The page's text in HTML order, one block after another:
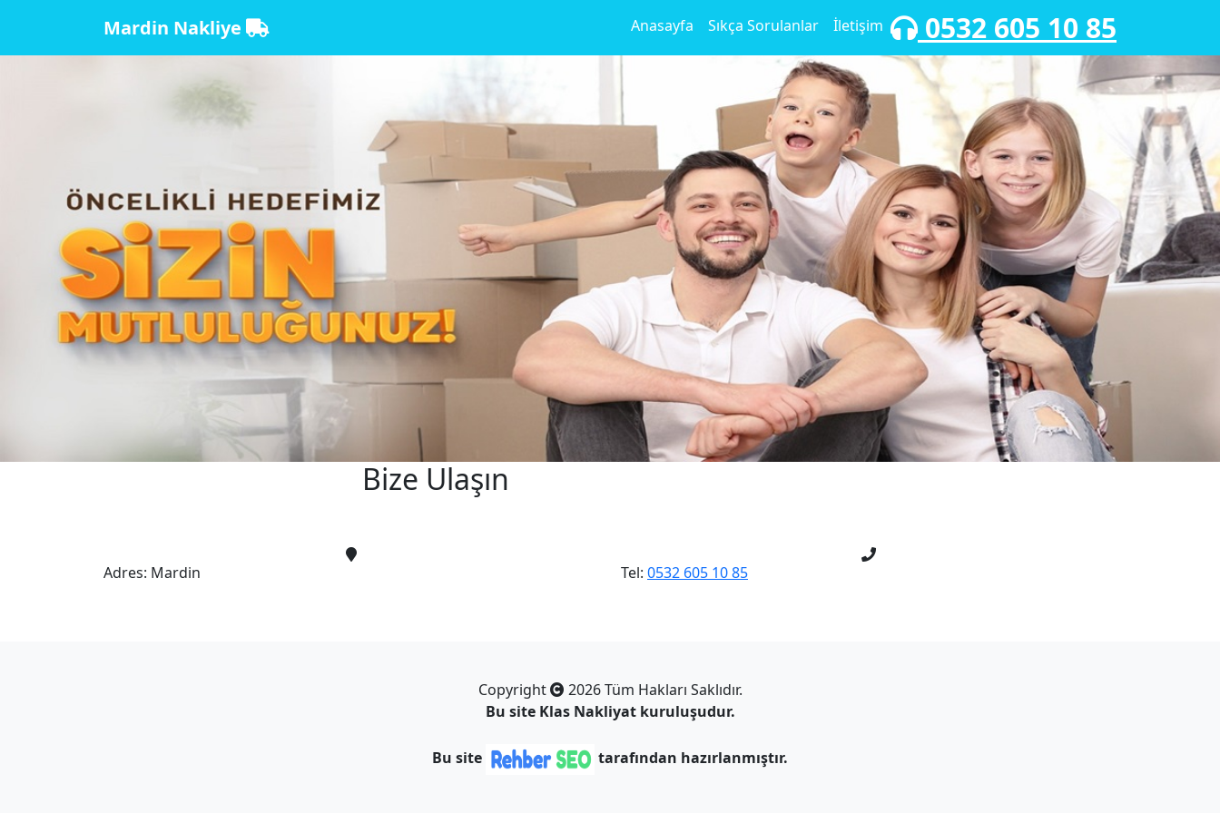
Mardin Nakliye Anasayfa Sıkça Sorulanlar İletişim 0532 605 10 85
Bize Ulaşın
Adres: Mardin Tel: 0532 605 10 85
Copyright
2026 Tüm Hakları Saklıdır.
Bu site Klas Nakliyatkuruluşudur.
Bu site tarafından hazırlanmıştır.